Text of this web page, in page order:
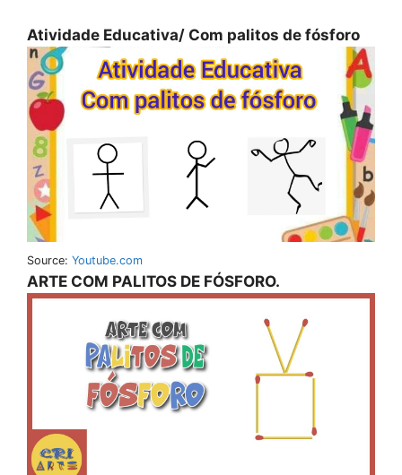
Atividade Educativa/ Com palitos de fósforo
Source: Youtube.com
ARTE COM PALITOS DE FÓSFORO.